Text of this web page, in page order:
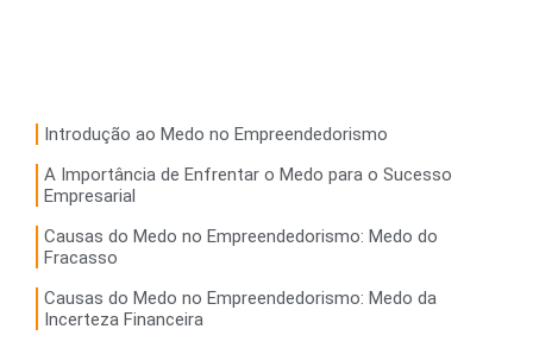
Introdução ao Medo no Empreendedorismo
A Importância de Enfrentar o Medo para o Sucesso
Empresarial
Causas do Medo no Empreendedorismo: Medo do
Fracasso
Causas do Medo no Empreendedorismo: Medo da
Incerteza Financeira